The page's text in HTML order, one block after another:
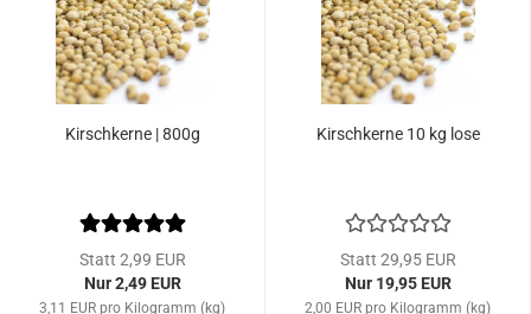
Kirschkerne | 800g
Statt 2,99 EUR
Nur 2,49 EUR
3,11 EUR pro Kilogramm (kg)
Kirschkerne 10 kg lose
Statt 29,95 EUR
Nur 19,95 EUR
2,00 EUR pro Kilogramm (kg)